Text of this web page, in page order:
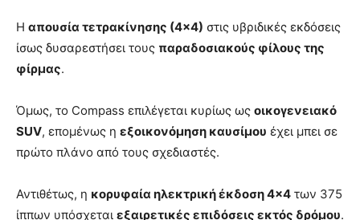
Η απουσία τετρακίνησης (4×4) στις υβριδικές εκδόσεις
ίσως δυσαρεστήσει τους παραδοσιακούς φίλους της
φίρμας.
Όμως, το Compass επιλέγεται κυρίως ως οικογενειακό
SUV, επομένως η εξοικονόμηση καυσίμου έχει μπει σε
πρώτο πλάνο από τους σχεδιαστές.
Αντιθέτως, η κορυφαία ηλεκτρική έκδοση 4×4 των 375
ίππων υπόσχεται εξαιρετικές επιδόσεις εκτός δρόμου.